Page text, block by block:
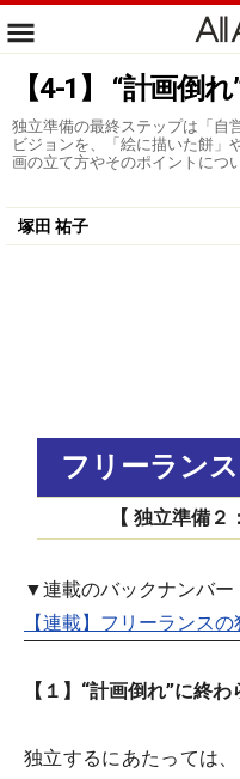
【4-1】 “計画倒
独立準備の最終ステップは「自
ビジョンを、「絵に描いた餅」
画の立て方やそのポイントにつ
塚田 祐子
フリーラン
【 独立準備２
▼連載のバックナンバー
【連載】フリーランス
【１】“計画倒れ”に終わ
独立するにあたっては